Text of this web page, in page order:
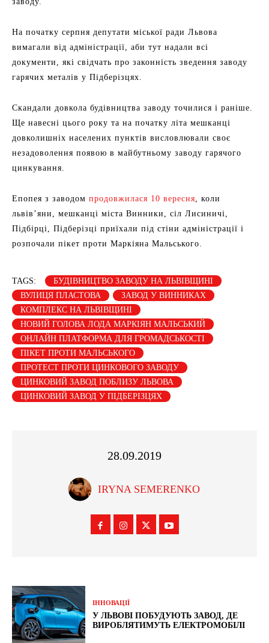
На початку серпня депутати міської ради Львова
вимагали від адміністрації, аби тут надали всі
документи, які свідчать про законність зведення заводу
гарячих металів у Підберізцях.
Скандали довкола будівництва заводу точилися і раніше.
Ще навесні цього року та на початку літа мешканці
довколишніх населених пунктів висловлювали своє
незадоволення появою в майбутньому заводу гарячого
цинкування.
Епопея з заводом продовжилася 10 вересня, коли
львів’яни, мешканці міста Винники, сіл Лисиничі,
Підбірці, Підберізці приїхали під стіни адміністрації і
розпочали пікет проти Маркіяна Мальського.
TAGS:
БУДІВНИЦТВО ЗАВОДУ НА ЛЬВІВЩИНІ
ВУЛИЦЯ ПЛАСТОВА
ЗАВОД У ВИННИКАХ
КОМПЛЕКС НА ЛЬВІВЩИНІ
НОВИЙ ГОЛОВА ЛОДА МАРКІЯН МАЛЬСЬКИЙ
ОНЛАЙН ПЛАТФОРМА ДЛЯ ГРОМАДСЬКОСТІ
ПІКЕТ ПРОТИ МАЛЬСЬКОГО
ПРОТЕСТ ПРОТИ ЦИНКОВОГО ЗАВОДУ
ЦИНКОВИЙ ЗАВОД ПОБЛИЗУ ЛЬВОВА
ЦИНКОВИЙ ЗАВОД У ПІДБЕРІЗЦЯХ
28.09.2019
IRYNA SEMERENKO
ІННОВАЦІЇ
У ЛЬВОВІ ПОБУДУЮТЬ ЗАВОД, ДЕ
ВИРОБЛЯТИМУТЬ ЕЛЕКТРОМОБІЛІ